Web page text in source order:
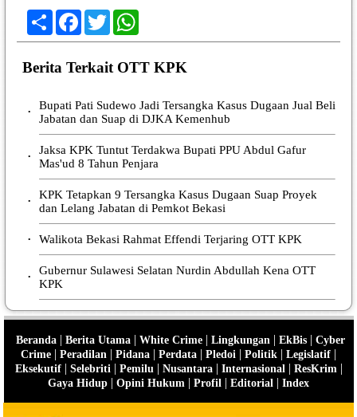
ShareFacebook
TwitterWhatsApp
Berita Terkait OTT KPK
•
Bupati Pati Sudewo Jadi Tersangka Kasus Dugaan Jual Beli
Jabatan dan Suap di DJKA Kemenhub
•
Jaksa KPK Tuntut Terdakwa Bupati PPU Abdul Gafur
Mas'ud 8 Tahun Penjara
•
KPK Tetapkan 9 Tersangka Kasus Dugaan Suap Proyek
dan Lelang Jabatan di Pemkot Bekasi
• Walikota Bekasi Rahmat Effendi Terjaring OTT KPK
•
Gubernur Sulawesi Selatan Nurdin Abdullah Kena OTT
KPK
Beranda| Berita Utama| White Crime| Lingkungan | EkBis| Cyber
Crime | Peradilan | Pidana | Perdata | Pledoi | Politik | Legislatif |
Eksekutif| Selebriti | Pemilu | Nusantara| Internasional | ResKrim |
Gaya Hidup | Opini Hukum | Profil | Editorial | Index